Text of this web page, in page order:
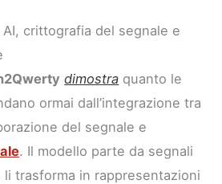
crittografia del segnale e
dimostra quanto le
ormai dall’integrazione tra
del segnale e
. Il modello parte da segnali
trasforma in rappresentazioni